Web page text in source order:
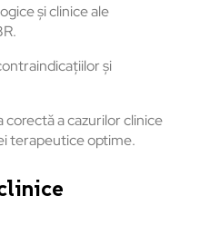
și clinice ale
și
corectă a cazurilor clinice
terapeutice optime.